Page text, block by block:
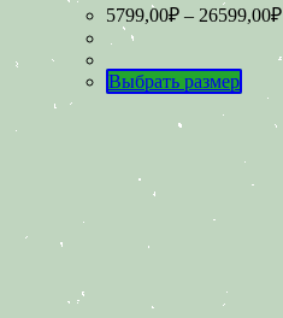
5799,00₽ – 26599,00₽
Выбрать размер